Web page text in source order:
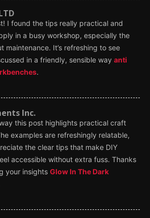
I found the tips really practical and
in a busy workshop, especially the
maintenance. It’s refreshing to see
in a friendly, sensible way anti
.
Inc.
this post highlights practical craft
examples are refreshingly relatable,
the clear tips that make DIY
accessible without extra fuss. Thanks
your insights Glow In The Dark